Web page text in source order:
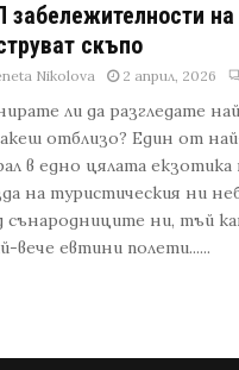
забележителности
скъпо
Nikolova 2 април, 2026
ли да разгледате
отблизо? Един от
в едно цялата
на туристическия ни
сънародниците ни, тъй
вече евтини полети......